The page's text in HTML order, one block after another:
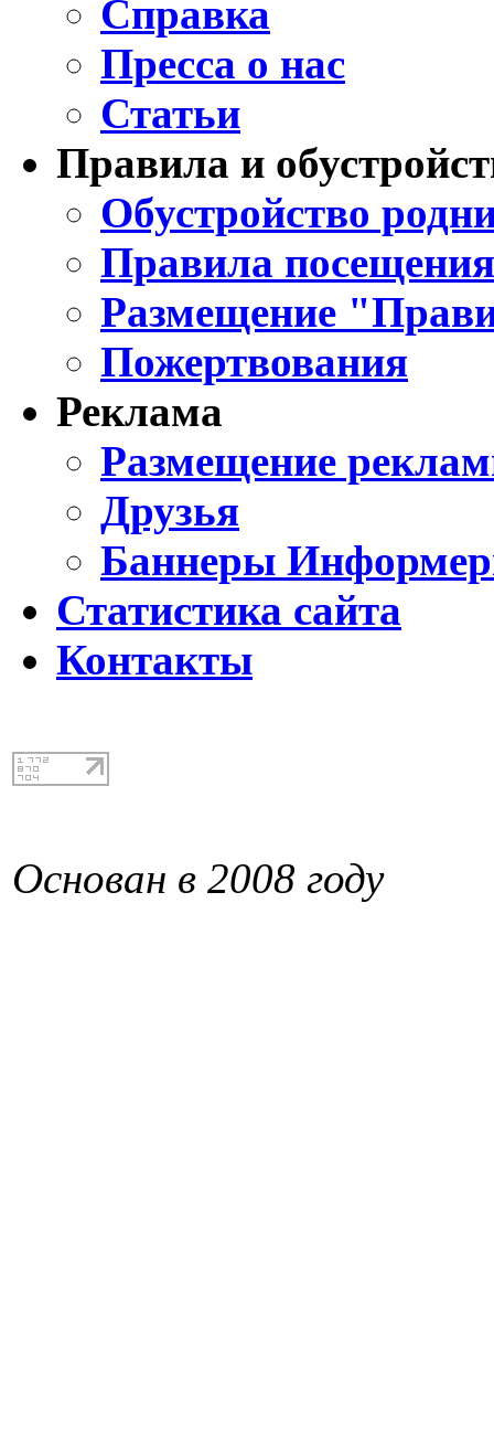
Справка
Пресса о нас
Статьи
Правила и
Обустройство
Правила
Размещение
Пожертвования
Реклама
Размещение
Друзья
Баннеры
Статистика сайта
Контакты
Основан в 2008 году